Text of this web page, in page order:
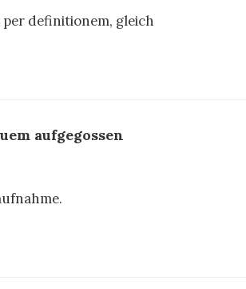
per definitionem, gleich
aufgegossen